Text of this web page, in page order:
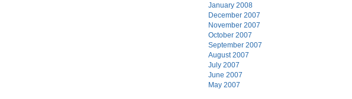
January 2008
December 2007
November 2007
October 2007
September 2007
August 2007
July 2007
June 2007
May 2007